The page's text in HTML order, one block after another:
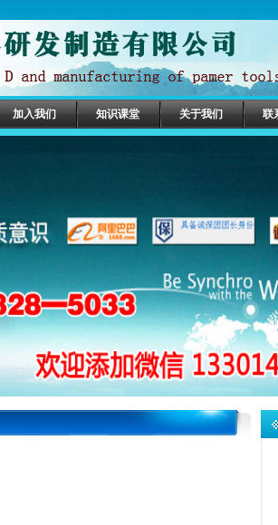
加入我们 知识课堂 关于我们 联